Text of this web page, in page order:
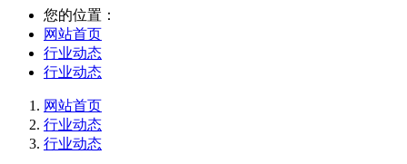
您的位置：
网站首页
行业动态
行业动态
网站首页
行业动态
行业动态